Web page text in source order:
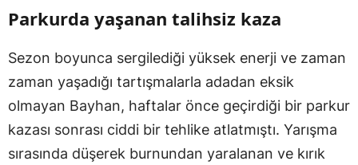
Parkurda yaşanan talihsiz kaza
Sezon boyunca sergilediği yüksek enerji ve zaman
zaman yaşadığı tartışmalarla adadan eksik
olmayan Bayhan, haftalar önce geçirdiği bir parkur
kazası sonrası ciddi bir tehlike atlatmıştı. Yarışma
sırasında düşerek burnundan yaralanan ve kırık